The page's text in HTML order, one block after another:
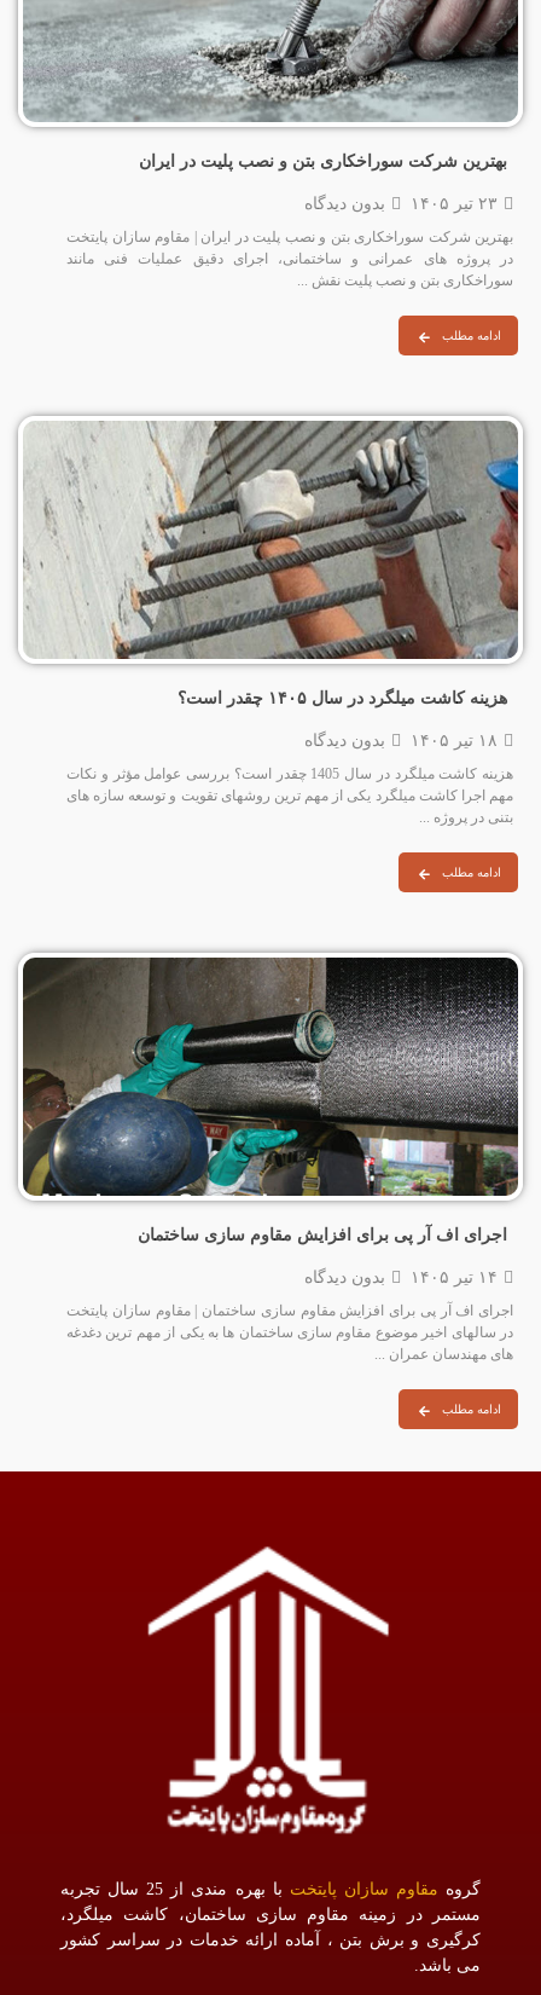
بهترین شرکت سوراخکاری بتن و نصب پلیت در ایران
۲۳ تیر ۱۴۰۵ بدون دیدگاه
بهترین شرکت سوراخکاری بتن و نصب پلیت در ایران | مقاوم سازان پایتخت
در پروژه‌ های عمرانی و ساختمانی، اجرای دقیق عملیات فنی مانند
سوراخکاری بتن و نصب پلیت نقش ...
ادامه مطلب
هزینه کاشت میلگرد در سال ۱۴۰۵ چقدر است؟
۱۸ تیر ۱۴۰۵ بدون دیدگاه
هزینه کاشت میلگرد در سال 1405 چقدر است؟ بررسی عوامل مؤثر و نکات
مهم اجرا کاشت میلگرد یکی از مهم‌ ترین روشهای تقویت و توسعه سازه‌ های
بتنی در پروژه‌ ...
ادامه مطلب
اجرای اف آر پی برای افزایش مقاوم سازی ساختمان
۱۴ تیر ۱۴۰۵ بدون دیدگاه
اجرای اف آر پی برای افزایش مقاوم سازی ساختمان | مقاوم سازان پایتخت
در سالهای اخیر موضوع مقاوم‌ سازی ساختمان‌ ها به یکی از مهم‌ ترین دغدغه‌
های مهندسان عمران ...
ادامه مطلب
گروه مقاوم سازان پایتخت
با بهره مندی از 25 سال تجربه
مستمر در زمینه مقاوم سازی ساختمان، کاشت میلگرد،
کرگیری و برش بتن ، آماده ارائه خدمات در سراسر کشور
می باشد.